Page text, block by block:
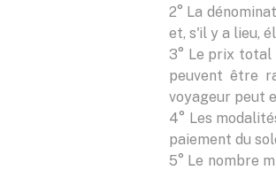
2° La
et, s'il y a lieu,
3° Le prix total
peuvent être
voyageur peut
4° Les
paiement du
5° Le nombre